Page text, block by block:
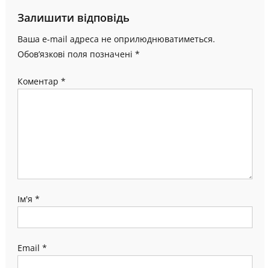
Залишити відповідь
Ваша e-mail адреса не оприлюднюватиметься.
Обов’язкові поля позначені *
Коментар *
Ім'я *
Email *